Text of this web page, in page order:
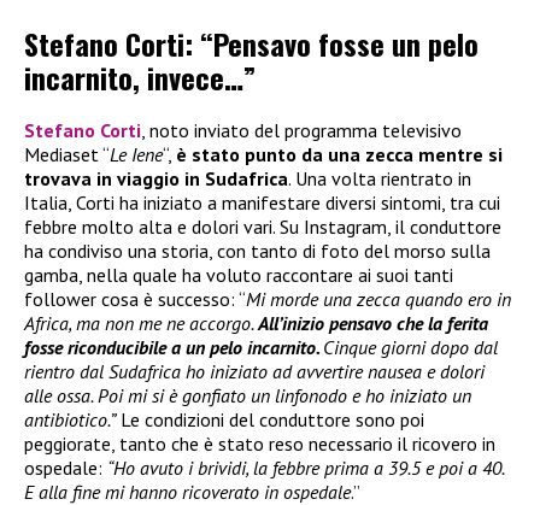
Stefano Corti: “Pensavo fosse un pelo
incarnito, invece…”
Stefano Corti , noto inviato del programma televisivo
Mediaset “Le Iene“, è stato punto da una zecca mentre si
trovava in viaggio in Sudafrica. Una volta rientrato in
Italia, Corti ha iniziato a manifestare diversi sintomi, tra cui
febbre molto alta e dolori vari. Su Instagram, il conduttore
ha condiviso una storia, con tanto di foto del morso sulla
gamba, nella quale ha voluto raccontare ai suoi tanti
follower cosa è successo: “Mi morde una zecca quando ero in
Africa, ma non me ne accorgo.All’inizio pensavo che la ferita
fosse riconducibile a un pelo incarnito. Cinque giorni dopo dal
rientro dal Sudafrica ho iniziato ad avvertire nausea e dolori
alle ossa. Poi mi si è gonfiato un linfonodo e ho iniziato un
antibiotico.”Le condizioni del conduttore sono poi
peggiorate, tanto che è stato reso necessario il ricovero in
ospedale: “Ho avuto i brividi, la febbre prima a 39.5 e poi a 40.
E alla fine mi hanno ricoverato in ospedale.”